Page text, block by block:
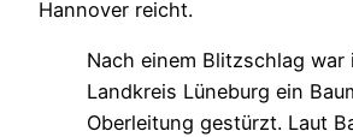
Hannover reicht.
Nach einem Blitzschlag war
Landkreis Lüneburg ein
Oberleitung gestürzt. Laut